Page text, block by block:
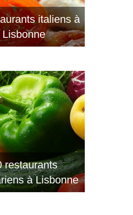
italiens à
Lisbonne
restaurants
à Lisbonne